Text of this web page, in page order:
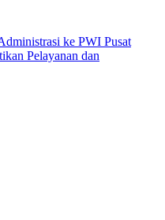
ke PWI Pusat
Pelayanan dan